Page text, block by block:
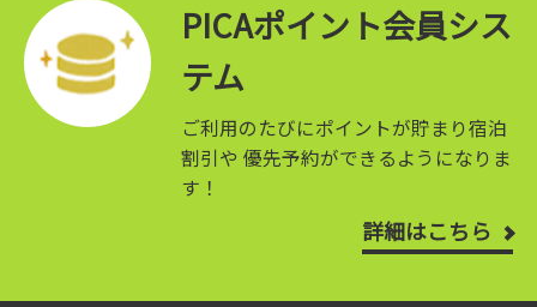
PICAポイント会員シス
テム
ご利用のたびにポイントが貯まり宿泊
割引や 優先予約ができるようになりま
す！
詳細はこちら